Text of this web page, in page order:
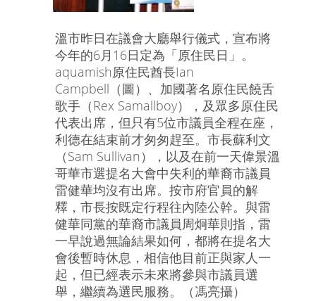
溫市昨日在議會大廳舉行儀式，宣布將
今年的6月16日定為「原住民日」。
aquamish原住民酋長Ian
Campbell（圖）、加國著名原住民饒舌
歌手（Rex Samallboy），及眾多原住民
代表出席，但只有5位市議員全程在座，
利德在結束前才匆匆趕至。市長蘇利文
（Sam Sullivan），以及在前一天偉景溫
哥華市選提名大會中失利的華裔市議員
雷健華均沒有出席。按市府官員的解
釋，市長按既定行程往內陸公幹。與雷
健華同黨的華裔市議員周炯華則指，雷
一早說過無論結果如何，都將在提名大
會後暫時休息，相信他目前正與家人一
起，但已經表示未來將參與市議員選
舉，繼續為選民服務。（馮亮攝）